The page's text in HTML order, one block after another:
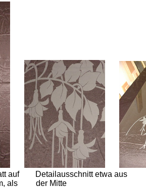
auf Detailausschnitt etwa aus
als der Mitte